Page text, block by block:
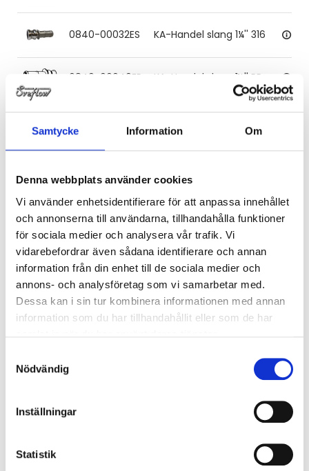
Samtycke Information Om
Denna webbplats använder cookies
Vi använder enhetsidentifierare för att anpassa innehållet
och annonserna till användarna, tillhandahålla funktioner
för sociala medier och analysera vår trafik. Vi
vidarebefordrar även sådana identifierare och annan
information från din enhet till de sociala medier och
annons- och analysföretag som vi samarbetar med.
Dessa kan i sin tur kombinera informationen med annan
information som du har tillhandahållit eller som de har
Nödvändig
Inställningar
Statistik
0840-00032ES KA-Handel slang 1¼'' 316
0840-00040EP KA-Handel slang 1½'' PP
0840-00050ES KA-Handel slang 2'' 316
0840-00065ES KA-Handel slang 2½'' 316
0840-00080ES KA-Handel slang 3'' 316